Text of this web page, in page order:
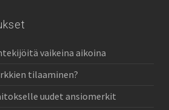
vaikeina aikoina
tilaaminen?
uudet ansiomerkit